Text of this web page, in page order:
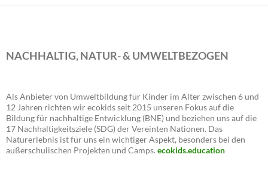
NACHHALTIG, NATUR- & UMWELTBEZOGEN
Als Anbieter von Umweltbildung für Kinder im Alter zwischen 6 und
12 Jahren richten wir ecokids seit 2015 unseren Fokus auf die
Bildung für nachhaltige Entwicklung (BNE) und beziehen uns auf die
17 Nachhaltigkeitsziele (SDG) der Vereinten Nationen. Das
Naturerlebnis ist für uns ein wichtiger Aspekt, besonders bei den
außerschulischen Projekten und Camps. ecokids.education